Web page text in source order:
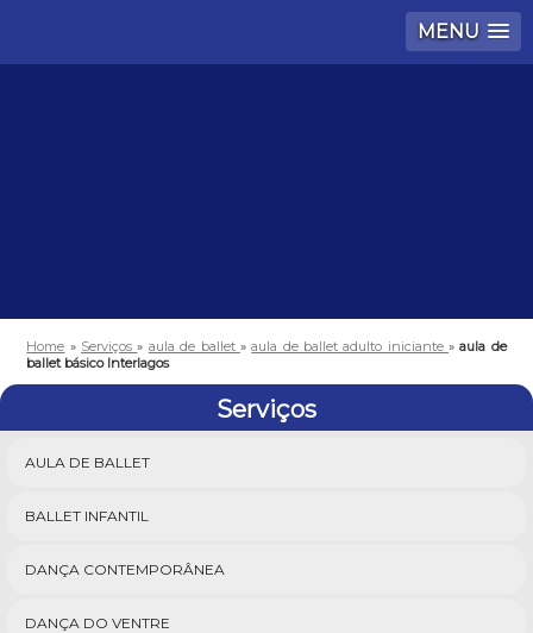
MENU
Home » Serviços» aula de ballet »aula de ballet adulto iniciante »aula de
ballet básico Interlagos
Serviços
AULA DE BALLET
BALLET INFANTIL
DANÇA CONTEMPORÂNEA
DANÇA DO VENTRE